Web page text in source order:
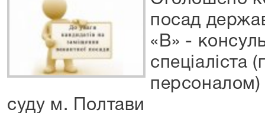
посад
«В» -
спеціаліста
персоналом)
суду м. Полтави